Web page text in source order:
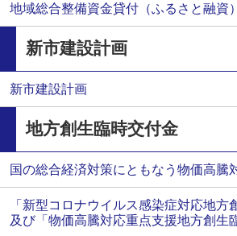
地域総合整備資金貸付（ふるさと融資
新市建設計画
新市建設計画
地方創生臨時交付金
国の総合経済対策にともなう物価高騰
「新型コロナウイルス感染症対応地方
及び「物価高騰対応重点支援地方創生